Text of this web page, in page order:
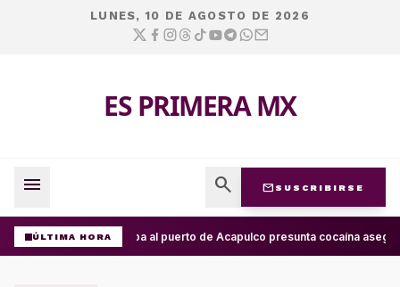
LUNES, 10 DE AGOSTO DE 2026
ES PRIMERA MX
menu search mail SUSCRIBIRSE
ÚLTIMA HORA Arriba al puerto de Acapulco presunta cocaína